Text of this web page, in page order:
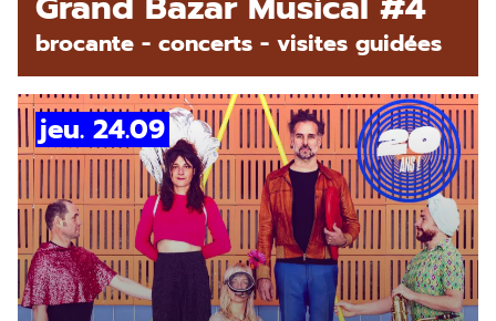
brocante - concerts - visites guidées
jeu. 24.09